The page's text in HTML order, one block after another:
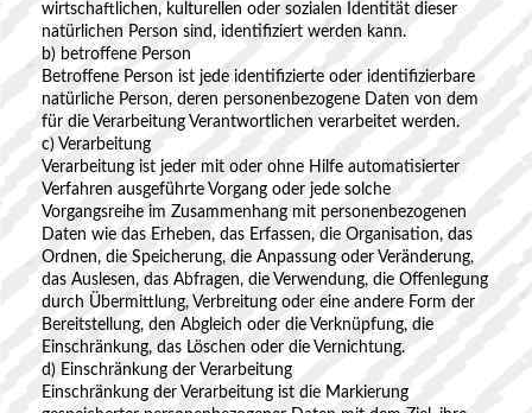
wirtschaftlichen, kulturellen oder sozialen Identität dieser
natürlichen Person sind, identifiziert werden kann.
b) betroffene Person
Betroffene Person ist jede identifizierte oder identifizierbare
natürliche Person, deren personenbezogene Daten von dem
für die Verarbeitung Verantwortlichen verarbeitet werden.
c) Verarbeitung
Verarbeitung ist jeder mit oder ohne Hilfe automatisierter
Verfahren ausgeführte Vorgang oder jede solche
Vorgangsreihe im Zusammenhang mit personenbezogenen
Daten wie das Erheben, das Erfassen, die Organisation, das
Ordnen, die Speicherung, die Anpassung oder Veränderung,
das Auslesen, das Abfragen, die Verwendung, die Offenlegung
durch Übermittlung, Verbreitung oder eine andere Form der
Bereitstellung, den Abgleich oder die Verknüpfung, die
Einschränkung, das Löschen oder die Vernichtung.
d) Einschränkung der Verarbeitung
Einschränkung der Verarbeitung ist die Markierung